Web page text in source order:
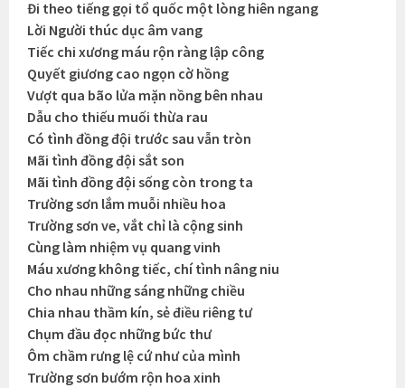
Đi theo tiếng gọi tổ quốc một lòng hiên ngang
Lời Người thúc dục âm vang
Tiếc chi xương máu rộn ràng lập công
Quyết giương cao ngọn cờ hồng
Vượt qua bão lửa mặn nồng bên nhau
Dẫu cho thiếu muối thừa rau
Có tình đồng đội trước sau vẫn tròn
Mãi tình đồng đội sắt son
Mãi tình đồng đội sống còn trong ta
Trường sơn lắm muỗi nhiều hoa
Trường sơn ve, vắt chỉ là cộng sinh
Cùng làm nhiệm vụ quang vinh
Máu xương không tiếc, chí tình nâng niu
Cho nhau những sáng những chiều
Chia nhau thầm kín, sẻ điều riêng tư
Chụm đầu đọc những bức thư
Ôm chầm rưng lệ cứ như của mình
Trường sơn bướm rộn hoa xinh